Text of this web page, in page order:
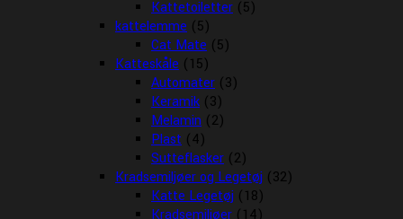
Kattetoiletter (5)
kattelemme (5)
Cat Mate (5)
Katteskåle (15)
Automater (3)
Keramik (3)
Melamin (2)
Plast (4)
Sutteflasker (2)
Kradsemiljøer og Legetøj (32)
Katte Legetøj (18)
Kradsemiljøer (14)